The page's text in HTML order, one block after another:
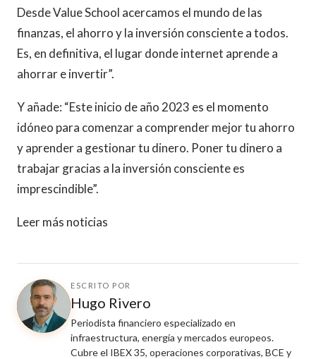
Desde Value School acercamos el mundo de las
finanzas, el ahorro y la inversión consciente a todos.
Es, en definitiva, el lugar donde internet aprende a
ahorrar e invertir”.
Y añade: “Este inicio de año 2023 es el momento
idóneo para comenzar a comprender mejor tu ahorro
y aprender a gestionar tu dinero. Poner tu dinero a
trabajar gracias a la inversión consciente es
imprescindible”.
Leer más noticias
ESCRITO POR
Hugo Rivero
Periodista financiero especializado en
infraestructura, energía y mercados europeos.
Cubre el IBEX 35, operaciones corporativas, BCE y